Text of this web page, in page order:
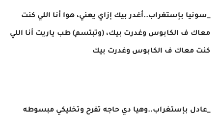
_سونيا بإستغراب..أغدر بيك إزاي يعني، هوا أنا اللي كنت
معاك ف الكابوس وغدرت بيك، (وتبتسم) طب ياريت أنا اللي
كنت معاك ف الكابوس وغدرت بيك
_عادل بإستغراب..وهيا دي حاجه تفرح وتخليكي مبسوطه